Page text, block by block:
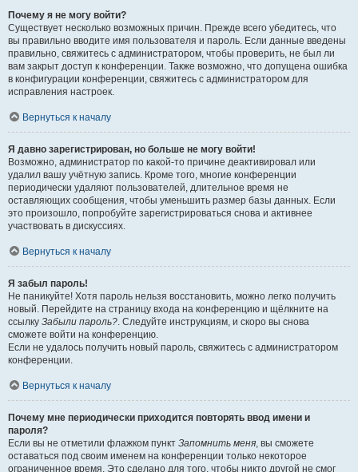
Почему я не могу войти?
Существует несколько возможных причин. Прежде всего убедитесь, что
вы правильно вводите имя пользователя и пароль. Если данные введены
правильно, свяжитесь с администратором, чтобы проверить, не был ли
вам закрыт доступ к конференции. Также возможно, что допущена ошибка
в конфигурации конференции, свяжитесь с администратором для
исправления настроек.
Вернуться к началу
Я давно зарегистрирован, но больше не могу войти!
Возможно, администратор по какой-то причине деактивировал или
удалил вашу учётную запись. Кроме того, многие конференции
периодически удаляют пользователей, длительное время не
оставляющих сообщения, чтобы уменьшить размер базы данных. Если
это произошло, попробуйте зарегистрироваться снова и активнее
участвовать в дискуссиях.
Вернуться к началу
Я забыл пароль!
Не паникуйте! Хотя пароль нельзя восстановить, можно легко получить
новый. Перейдите на страницу входа на конференцию и щёлкните на
ссылку Забыли пароль?. Следуйте инструкциям, и скоро вы снова
сможете войти на конференцию.
Если не удалось получить новый пароль, свяжитесь с администратором
конференции.
Вернуться к началу
Почему мне периодически приходится повторять ввод имени и
пароля?
Если вы не отметили флажком пункт Запомнить меня, вы сможете
оставаться под своим именем на конференции только некоторое
ограниченное время. Это сделано для того, чтобы никто другой не смог